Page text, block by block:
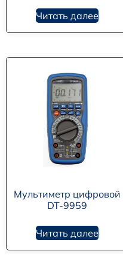
Читать далее
Мультиметр цифровой
DT-9959
Читать далее